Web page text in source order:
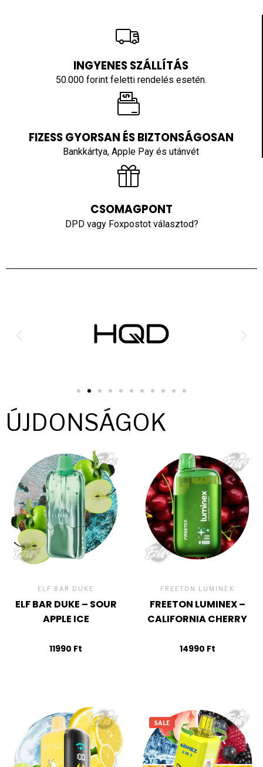
INGYENES SZÁLLÍTÁS
50.000 forint feletti rendelés esetén.
FIZESS GYORSAN ÉS BIZTONSÁGOSAN
Bankkártya, Apple Pay és utánvét
CSOMAGPONT
DPD vagy Foxpostot választod?
ÚJDONSÁGOK
ELF BAR DUKE
ELF BAR DUKE – SOUR
APPLE ICE
11990 Ft
FREETON LUMINEX
FREETON LUMINEX –
CALIFORNIA CHERRY
14990 Ft
SALE